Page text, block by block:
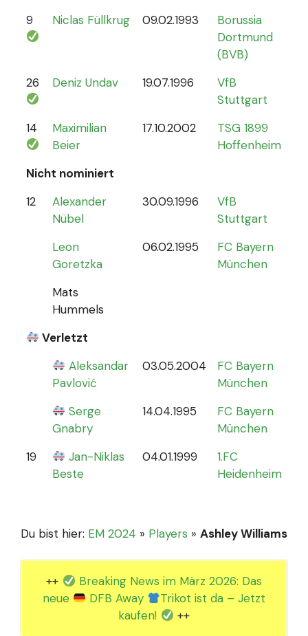
9 Niclas Füllkrug 09.02.1993
Borussia
Dortmund
(BVB)
26 Deniz Undav 19.07.1996
VfB
Stuttgart
14
Maximilian
Beier
17.10.2002
TSG 1899
Hoffenheim
Nicht nominiert
12
Alexander
Nübel
30.09.1996
VfB
Stuttgart
Leon
Goretzka
06.02.1995
FC Bayern
München
Mats
Hummels
Verletzt
Aleksandar
Pavlović
03.05.2004
FC Bayern
München
Serge
Gnabry
14.04.1995
FC Bayern
München
19
Jan-Niklas
Beste
04.01.1999
1.FC
Heidenheim
Du bist hier: EM 2024 » Players » Ashley Williams
++
Breaking News im März 2026: Das
neue
DFB Away
Trikot ist da – Jetzt
kaufen!
++